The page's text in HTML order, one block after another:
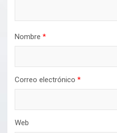
Nombre *
Correo electrónico *
Web